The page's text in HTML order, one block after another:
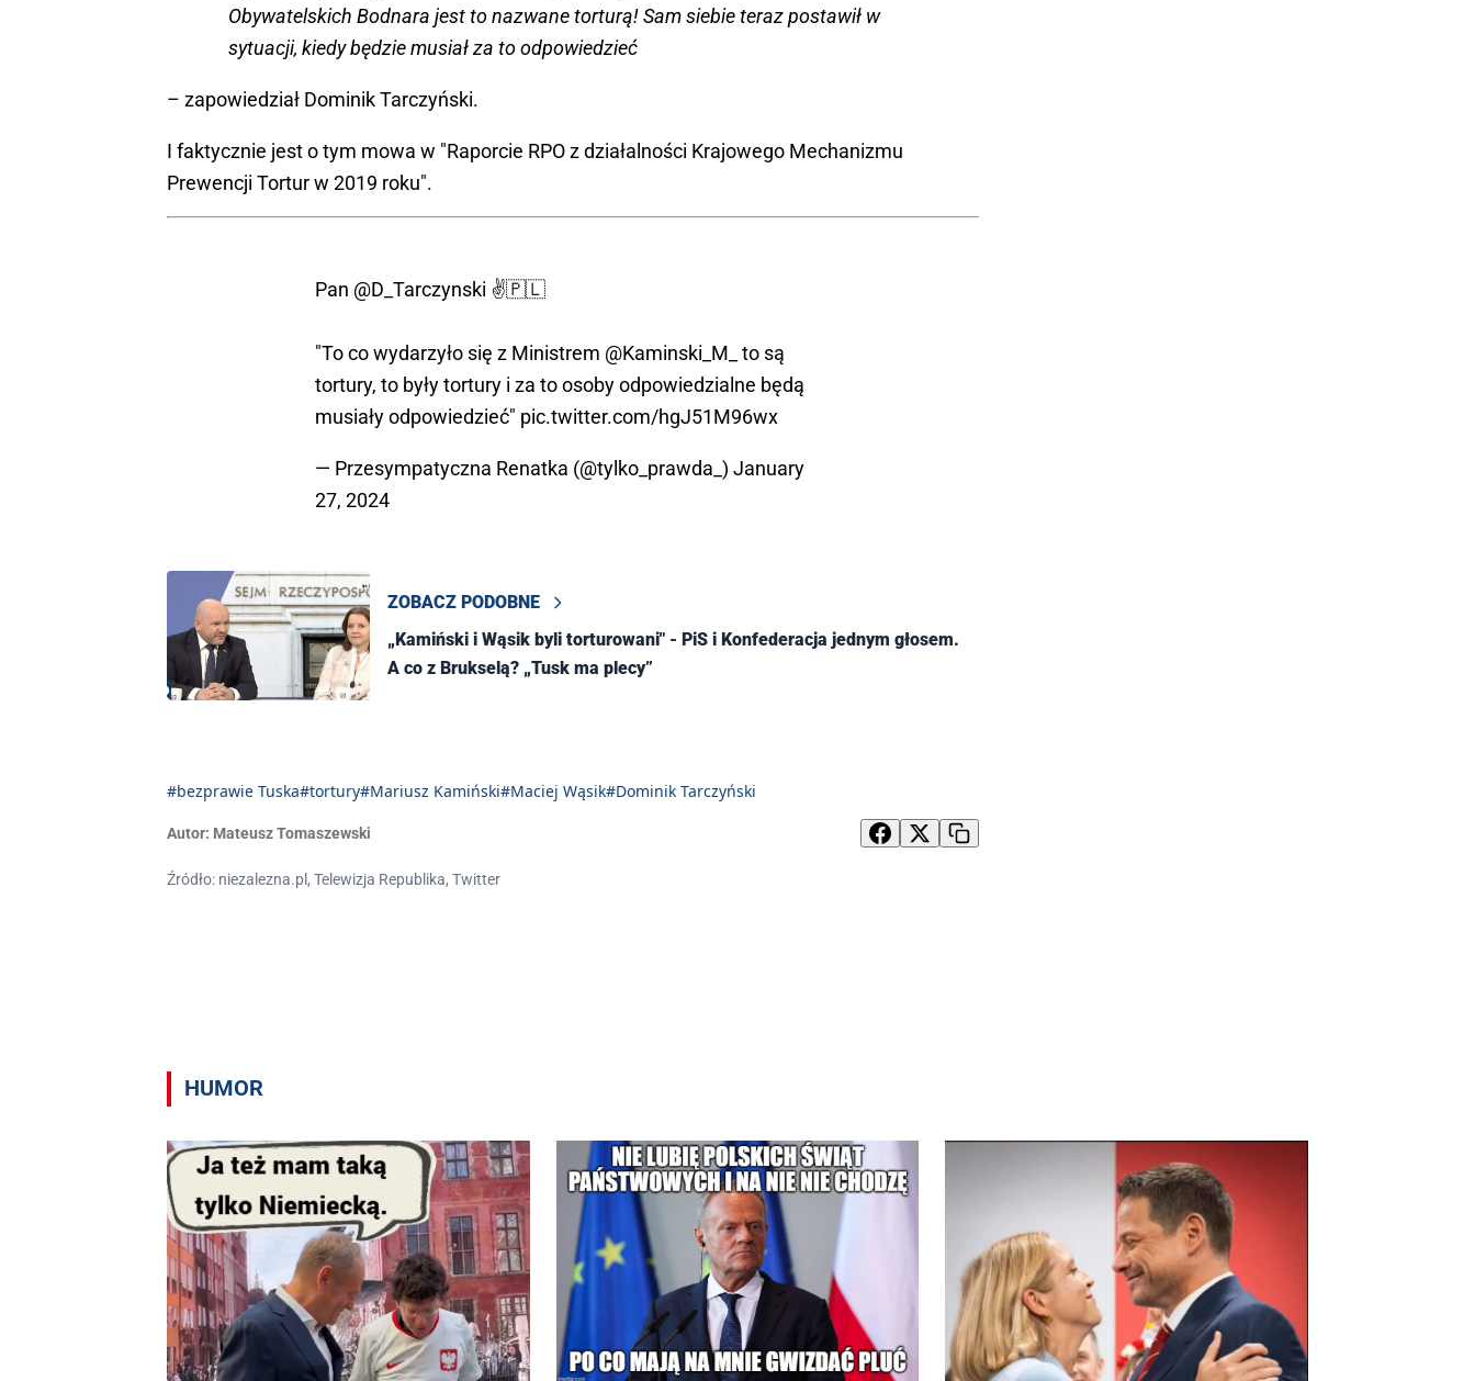
Obywatelskich Bodnara jest to nazwane torturą! Sam siebie teraz postawił w
sytuacji, kiedy będzie musiał za to odpowiedzieć
– zapowiedział Dominik Tarczyński.
I faktycznie jest o tym mowa w "Raporcie RPO z działalności Krajowego Mechanizmu
Prewencji Tortur w 2019 roku".
Pan @D_Tarczynski ✌️🇵🇱
"To co wydarzyło się z Ministrem @Kaminski_M_
to są
tortury, to były tortury i za to osoby odpowiedzialne będą
musiały odpowiedzieć" pic.twitter.com/hgJ51M96wx
— Przesympatyczna Renatka (@tylko_prawda_) January
27, 2024
ZOBACZ PODOBNE
„Kamiński i Wąsik byli torturowani" - PiS i Konfederacja jednym głosem.
A co z Brukselą? „Tusk ma plecy”
#bezprawie Tuska#tortury#Mariusz Kamiński#Maciej Wąsik#Dominik Tarczyński
Autor: Mateusz Tomaszewski
Źródło: niezalezna.pl, Telewizja Republika, Twitter
HUMOR